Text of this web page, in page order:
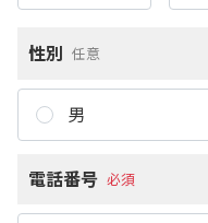
性別 任意
男
電話番号 必須